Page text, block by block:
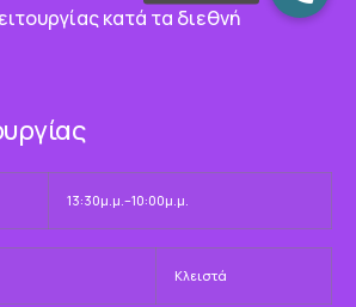
κατά τα διεθνή
13:30μ.μ.–10:00μ.μ.
Κλειστά